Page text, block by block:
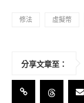
修法 虛擬幣
分享文章至：